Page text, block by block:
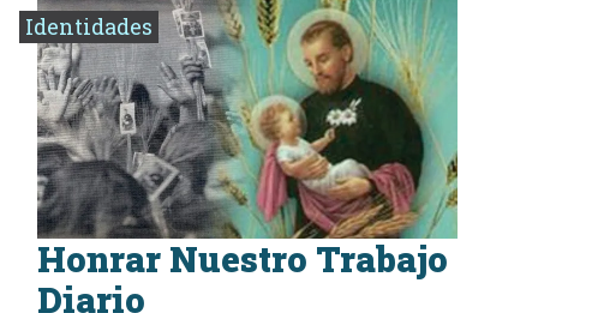
Identidades
Honrar Nuestro Trabajo
Diario